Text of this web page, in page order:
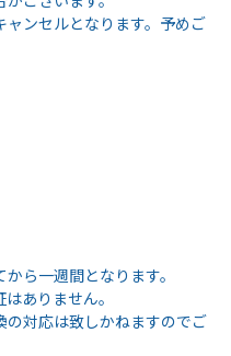
ンセルとなります。予めご
ら一週間となります。
ありません。
対応は致しかねますのでご